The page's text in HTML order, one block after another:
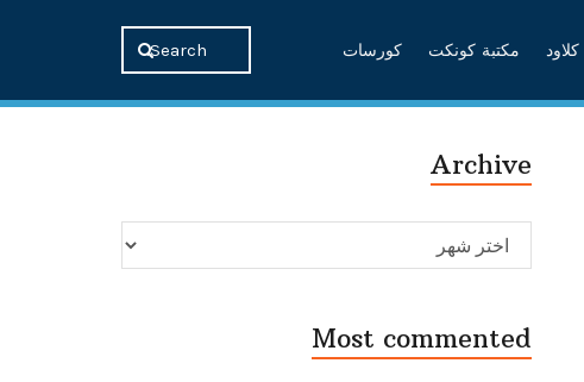
كلاود مكتبة كونكت كورسات
Archive
Archive
Most commented